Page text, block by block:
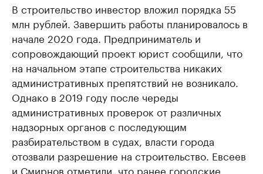
В строительство инвестор вложил порядка 55
млн рублей. Завершить работы планировалось в
начале 2020 года. Предприниматель и
сопровождающий проект юрист сообщили, что
на начальном этапе строительства никаких
административных препятствий не возникало.
Однако в 2019 году после череды
административных проверок от различных
надзорных органов с последующим
разбирательством в судах, власти города
отозвали разрешение на строительство. Евсеев
и Смирнов отметили, что ранее городские